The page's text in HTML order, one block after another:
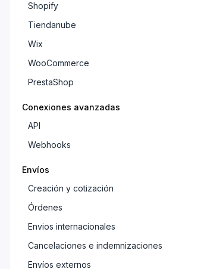
Shopify
Tiendanube
Wix
WooCommerce
PrestaShop
Conexiones avanzadas
API
Webhooks
Envíos
Creación y cotización
Órdenes
Envios internacionales
Cancelaciones e indemnizaciones
Envíos externos